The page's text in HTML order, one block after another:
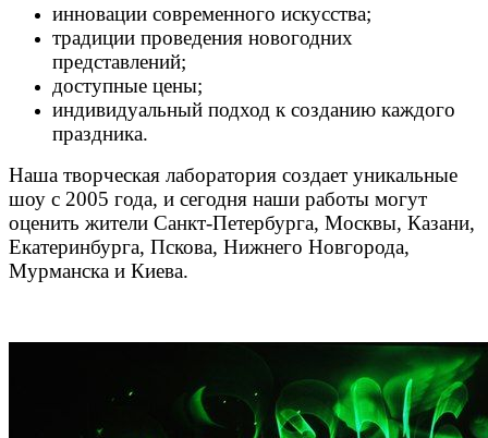
инновации современного искусства;
традиции проведения новогодних
представлений;
доступные цены;
индивидуальный подход к созданию каждого
праздника.
Наша творческая лаборатория создает уникальные
шоу с 2005 года, и сегодня наши работы могут
оценить жители Санкт-Петербурга, Москвы, Казани,
Екатеринбурга, Пскова, Нижнего Новгорода,
Мурманска и Киева.